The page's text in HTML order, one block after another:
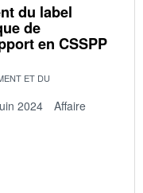
du label
de
en CSSPP
ET DU
2024
Affaire